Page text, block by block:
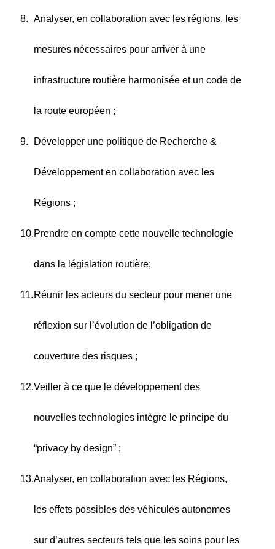
Analyser, en collaboration avec les régions, les
mesures nécessaires pour arriver à une
infrastructure routière harmonisée et un code de
la route européen ;
Développer une politique de Recherche &
Développement en collaboration avec les
Régions ;
Prendre en compte cette nouvelle technologie
dans la législation routière;
Réunir les acteurs du secteur pour mener une
réflexion sur l’évolution de l’obligation de
couverture des risques ;
Veiller à ce que le développement des
nouvelles technologies intègre le principe du
“privacy by design” ;
Analyser, en collaboration avec les Régions,
les effets possibles des véhicules autonomes
sur d’autres secteurs tels que les soins pour les